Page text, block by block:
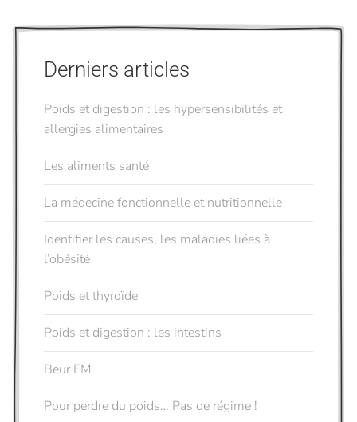
Derniers articles
Poids et digestion : les hypersensibilités et
allergies alimentaires
Les aliments santé
La médecine fonctionnelle et nutritionnelle
Identifier les causes, les maladies liées à
l’obésité
Poids et thyroïde
Poids et digestion : les intestins
Beur FM
Pour perdre du poids… Pas de régime !